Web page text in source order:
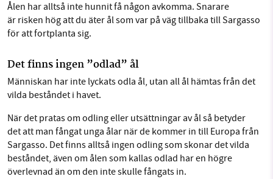
Ålen har alltså inte hunnit få någon avkomma. Snarare
är risken hög att du äter ål som var på väg tillbaka till Sargasso
för att fortplanta sig.
Det finns ingen ”odlad” ål
Människan har inte lyckats odla ål, utan all ål hämtas från det
vilda beståndet i havet.
När det pratas om odling eller utsättningar av ål så betyder
det att man fångat unga ålar när de kommer in till Europa från
Sargasso. Det finns alltså ingen odling som skonar det vilda
beståndet, även om ålen som kallas odlad har en högre
överlevnad än om den inte skulle fångats in.